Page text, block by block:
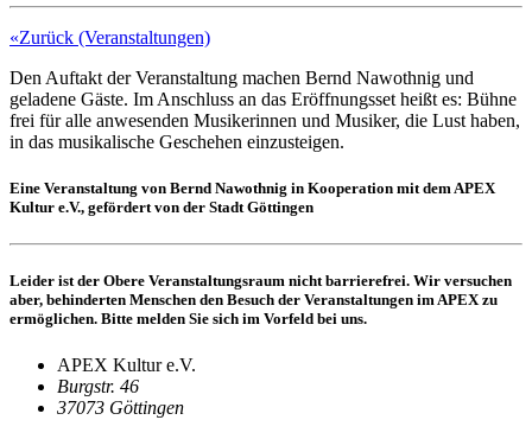
«Zurück (Veranstaltungen)
Den Auftakt der Veranstaltung machen Bernd Nawothnig und
geladene Gäste. Im Anschluss an das Eröffnungsset heißt es: Bühne
frei für alle anwesenden Musikerinnen und Musiker, die Lust haben,
in das musikalische Geschehen einzusteigen.
Eine Veranstaltung von Bernd Nawothnig in Kooperation mit dem APEX
Kultur e.V., gefördert von der Stadt Göttingen
Leider ist der Obere Veranstaltungsraum nicht barrierefrei. Wir versuchen
aber, behinderten Menschen den Besuch der Veranstaltungen im APEX zu
ermöglichen. Bitte melden Sie sich im Vorfeld bei uns.
APEX Kultur e.V.
Burgstr. 46
37073 Göttingen